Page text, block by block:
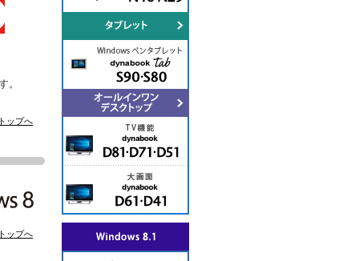
。
ップへ
ップへ